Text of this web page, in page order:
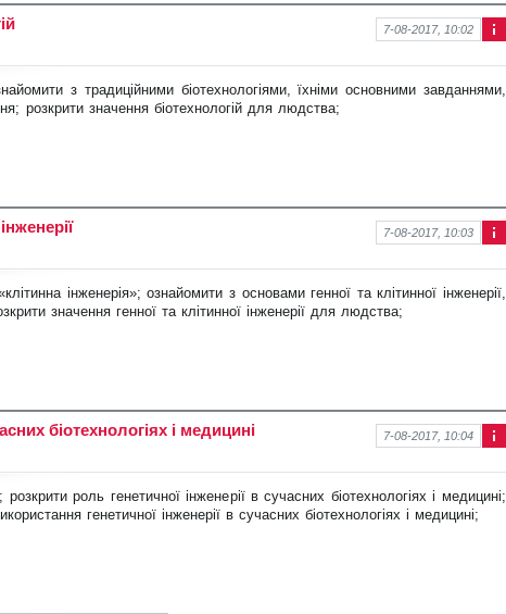
ор
ція
7-08-2017, 10:02
з традиційними біотехнологіями, їхніми основними завданнями,
розкрити значення біотехнологій для людства;
ор
ма
ція
7-08-2017, 10:03
інженерія»; ознайомити з основами генної та клітинної інженерії,
значення генної та клітинної інженерії для людства;
ор
ма
ція
7-08-2017, 10:04
біотехнологіях і медицині
розкрити роль генетичної інженерії в сучасних біотехнологіях і медицині;
генетичної інженерії в сучасних біотехнологіях і медицині;